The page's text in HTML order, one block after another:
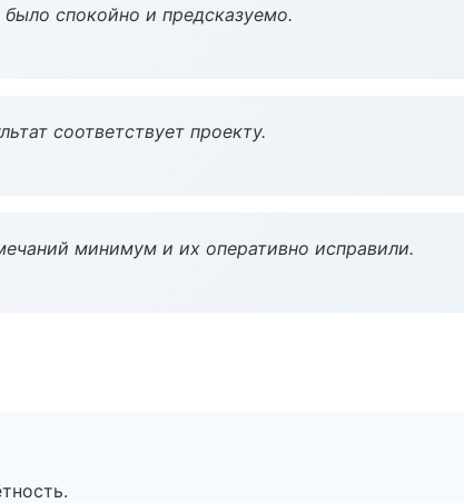
спокойно и предсказуемо.
соответствует проекту.
минимум и их оперативно исправили.